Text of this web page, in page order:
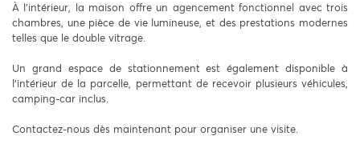
À l'intérieur, la maison offre un agencement fonctionnel avec trois
chambres, une pièce de vie lumineuse, et des prestations modernes
telles que le double vitrage.
Un grand espace de stationnement est également disponible à
l’intérieur de la parcelle, permettant de recevoir plusieurs véhicules,
camping-car inclus.
Contactez-nous dès maintenant pour organiser une visite.